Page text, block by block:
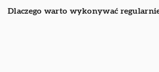
Dlaczego warto wykonywać